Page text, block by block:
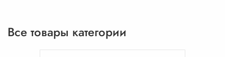
Все товары категории